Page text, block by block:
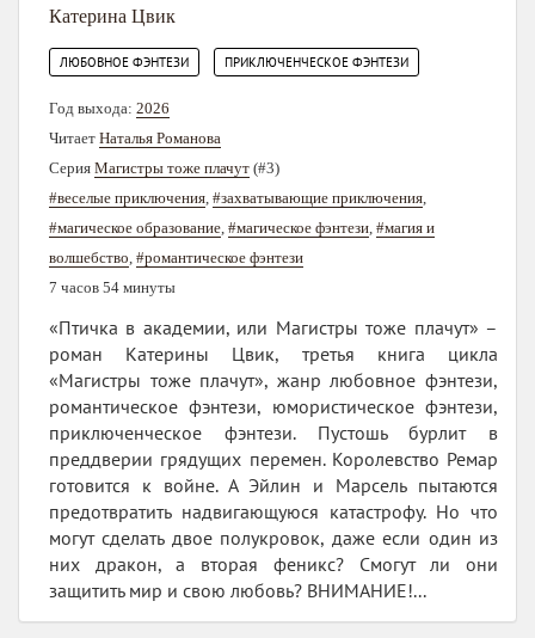
Катерина Цвик
ЛЮБОВНОЕ ФЭНТЕЗИ ПРИКЛЮЧЕНЧЕСКОЕ ФЭНТЕЗИ
Год выхода: 2026
Читает Наталья Романова
Серия Магистры тоже плачут (#3)
#веселые приключения, #захватывающие приключения,
#магическое образование, #магическое фэнтези, #магия и
волшебство, #романтическое фэнтези
7 часов 54 минуты
«Птичка в академии, или Магистры тоже плачут» –
роман Катерины Цвик, третья книга цикла
«Магистры тоже плачут», жанр любовное фэнтези,
романтическое фэнтези, юмористическое фэнтези,
приключенческое фэнтези. Пустошь бурлит в
преддверии грядущих перемен. Королевство Ремар
готовится к войне. А Эйлин и Марсель пытаются
предотвратить надвигающуюся катастрофу. Но что
могут сделать двое полукровок, даже если один из
них дракон, а вторая феникс? Смогут ли они
защитить мир и свою любовь? ВНИМАНИЕ!...